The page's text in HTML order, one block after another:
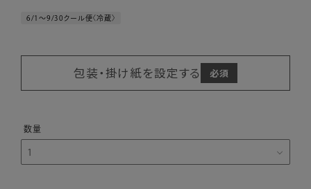
6/1～9/30クール便〈冷蔵〉
包装・掛け紙を設定する